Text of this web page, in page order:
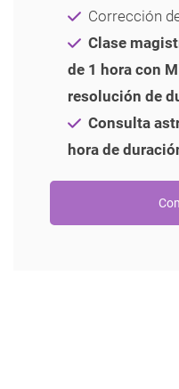
Corrección
Clase
de 1 hora con
resolución de
Consulta
hora de